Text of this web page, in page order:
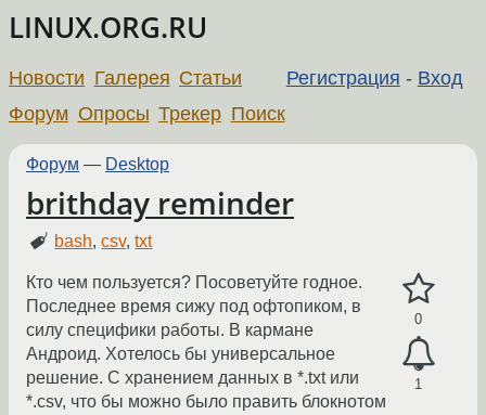
LINUX.ORG.RU
Регистрация - Вход
Новости Галерея Статьи
Форум Опросы Трекер Поиск
Форум — Desktop
brithday reminder
bash,csv,txt
0
1
Кто чем пользуется? Посоветуйте годное.
Последнее время сижу под офтопиком, в
силу специфики работы. В кармане
Андроид. Хотелось бы универсальное
решение. С хранением данных в *.txt или
*.csv, что бы можно было править блокнотом